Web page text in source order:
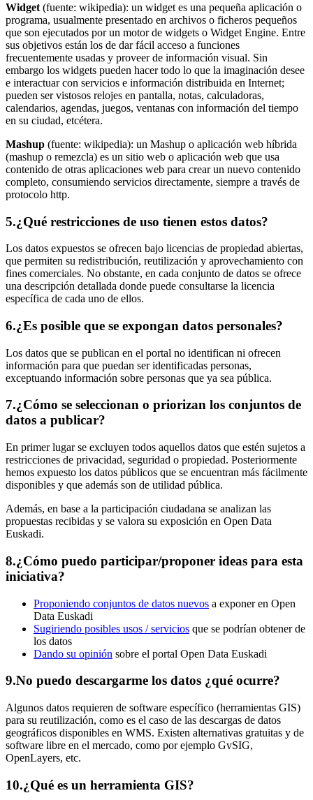
Widget (fuente: wikipedia): un widget es una pequeña aplicación o
programa, usualmente presentado en archivos o ficheros pequeños
que son ejecutados por un motor de widgets o Widget Engine. Entre
sus objetivos están los de dar fácil acceso a funciones
frecuentemente usadas y proveer de información visual. Sin
embargo los widgets pueden hacer todo lo que la imaginación desee
e interactuar con servicios e información distribuida en Internet;
pueden ser vistosos relojes en pantalla, notas, calculadoras,
calendarios, agendas, juegos, ventanas con información del tiempo
en su ciudad, etcétera.
Mashup (fuente: wikipedia): un Mashup o aplicación web híbrida
(mashup o remezcla) es un sitio web o aplicación web que usa
contenido de otras aplicaciones web para crear un nuevo contenido
completo, consumiendo servicios directamente, siempre a través de
protocolo http.
5.¿Qué restricciones de uso tienen estos datos?
Los datos expuestos se ofrecen bajo licencias de propiedad abiertas,
que permiten su redistribución, reutilización y aprovechamiento con
fines comerciales. No obstante, en cada conjunto de datos se ofrece
una descripción detallada donde puede consultarse la licencia
específica de cada uno de ellos.
6.¿Es posible que se expongan datos personales?
Los datos que se publican en el portal no identifican ni ofrecen
información para que puedan ser identificadas personas,
exceptuando información sobre personas que ya sea pública.
7.¿Cómo se seleccionan o priorizan los conjuntos de
datos a publicar?
En primer lugar se excluyen todos aquellos datos que estén sujetos a
restricciones de privacidad, seguridad o propiedad. Posteriormente
hemos expuesto los datos públicos que se encuentran más fácilmente
disponibles y que además son de utilidad pública.
Además, en base a la participación ciudadana se analizan las
propuestas recibidas y se valora su exposición en Open Data
Euskadi.
8.¿Cómo puedo participar/proponer ideas para esta
iniciativa?
Proponiendo conjuntos de datos nuevos a exponer en Open
Data Euskadi
Sugiriendo posibles usos / servicios que se podrían obtener de
los datos
Dando su opinión sobre el portal Open Data Euskadi
9.No puedo descargarme los datos ¿qué ocurre?
Algunos datos requieren de software específico (herramientas GIS)
para su reutilización, como es el caso de las descargas de datos
geográficos disponibles en WMS. Existen alternativas gratuitas y de
software libre en el mercado, como por ejemplo GvSIG,
OpenLayers, etc.
10.¿Qué es un herramienta GIS?